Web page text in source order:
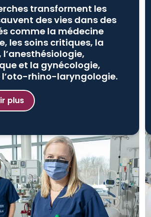
transforment les
des vies dans des
comme la médecine
les soins critiques, la
l’anesthésiologie,
et la gynécologie,
l’oto-rhino-laryngologie.
plus